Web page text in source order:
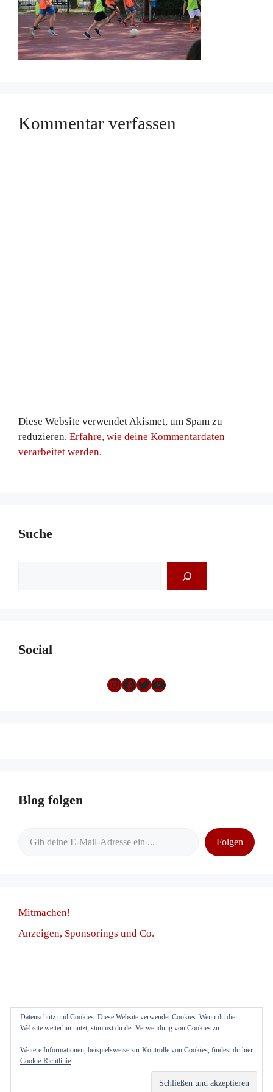
Kommentar verfassen
Diese Website verwendet Akismet, um Spam zu
reduzieren. Erfahre, wie deine Kommentardaten
verarbeitet werden.
Suche
Social
Instagram
Facebook
Twitter
YouTube
Blog folgen
Folgen
Mitmachen!
Anzeigen, Sponsorings und Co.
Anmelden
Datenschutz
Datenschutz und Cookies: Diese Website verwendet Cookies. Wenn du die
Website weiterhin nutzt, stimmst du der Verwendung von Cookies zu.
Weitere Informationen, beispielsweise zur Kontrolle von Cookies, findest du hier:
Cookie-Richtlinie